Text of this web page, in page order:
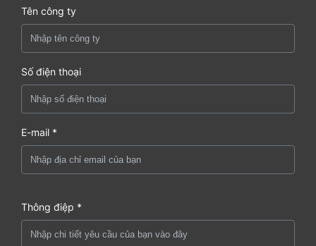
Tên công ty
Số điện thoại
E-mail *
Thông điệp *